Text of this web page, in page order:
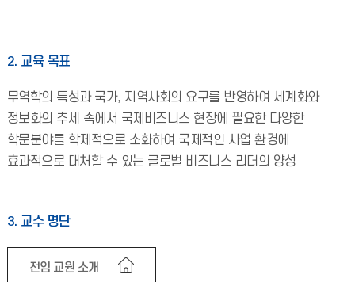
2. 교육 목표
무역학의 특성과 국가, 지역사회의 요구를 반영하여 세계화와
정보화의 추세 속에서 국제비즈니스 현장에 필요한 다양한
학문분야를 학제적으로 소화하여 국제적인 사업 환경에
효과적으로 대처할 수 있는 글로벌 비즈니스 리더의 양성
3. 교수 명단
전임 교원 소개